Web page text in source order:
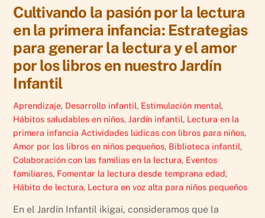
Cultivando la pasión por la lectura
en la primera infancia: Estrategias
para generar la lectura y el amor
por los libros en nuestro Jardín
Infantil
Aprendizaje, Desarrollo infantil, Estimulación mental,
Hábitos saludables en niños,Jardín infantil, Lectura en la
primera infancia Actividades lúdicas con libros para niños,
Amor por los libros en niños pequeños, Biblioteca infantil,
Colaboración con las familias en la lectura, Eventos
familiares, Fomentar la lectura desde temprana edad,
Hábito de lectura, Lectura en voz alta para niños pequeños
En el Jardín Infantil ikigai, consideramos que la